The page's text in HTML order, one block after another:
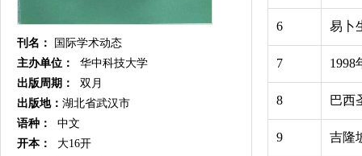
刊名：
国际学术动态
主办单位：
华中科技大学
出版周期：
双月
出版地： 湖北省武汉市
语种：
中文
开本：
大16开
6 易卜
7 1998
8 巴西
9 吉隆